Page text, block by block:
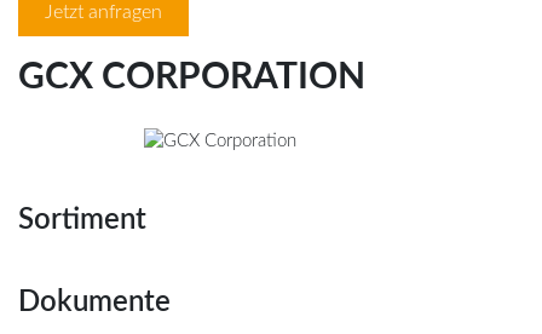
Jetzt anfragen
GCX CORPORATION
Sortiment
Dokumente